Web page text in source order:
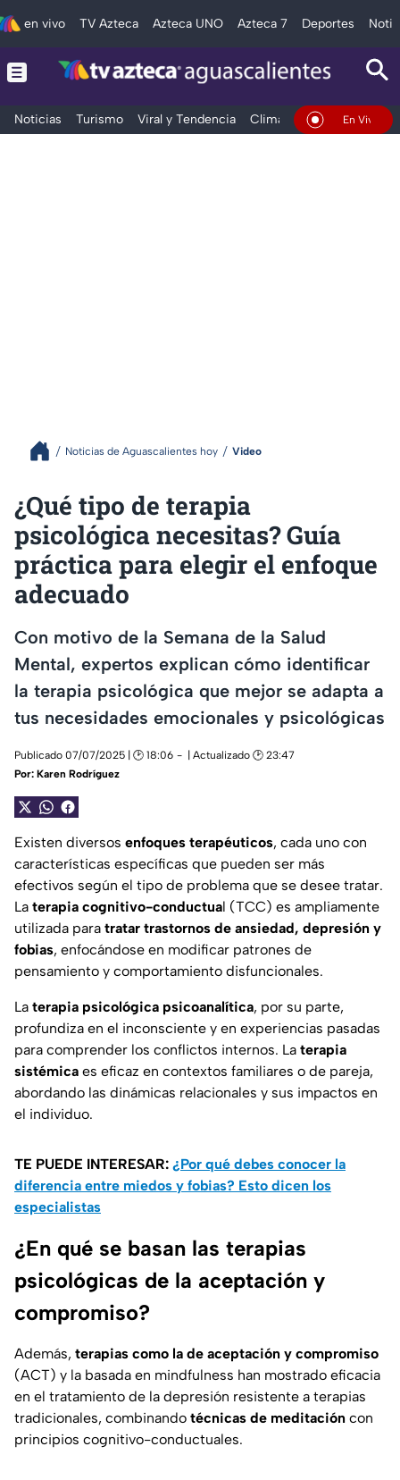
en vivo TV Azteca Azteca UNO Azteca 7 Deportes
Noticias Turismo Viral y Tendencia Clima DeportesEn Vivo
Noticias de Aguascalientes hoy Video
¿Qué tipo de terapia
psicológica necesitas? Guía
práctica para elegir el enfoque
adecuado
Con motivo de la Semana de la Salud
Mental, expertos explican cómo identificar
la terapia psicológica que mejor se adapta a
tus necesidades emocionales y psicológicas
Publicado 07/07/2025 | 🕑 18:06
| Actualizado 🕑 23:47
Por: Karen Rodríguez
Existen diversos enfoques terapéuticos, cada uno con
características específicas que pueden ser más
efectivos según el tipo de problema que se desee tratar.
La terapia cognitivo-conductual (TCC) es ampliamente
utilizada para tratar trastornos de ansiedad, depresión y
fobias, enfocándose en modificar patrones de
pensamiento y comportamiento disfuncionales.
La terapia psicológica psicoanalítica, por su parte,
profundiza en el inconsciente y en experiencias pasadas
para comprender los conflictos internos. La terapia
sistémica es eficaz en contextos familiares o de pareja,
abordando las dinámicas relacionales y sus impactos en
el individuo.
TE PUEDE INTERESAR: ¿Por qué debes conocer la
diferencia entre miedos y fobias? Esto dicen los
especialistas
¿En qué se basan las terapias
psicológicas de la aceptación y
compromiso?
Además, terapias como la de aceptación y compromiso
(ACT) y la basada en mindfulness han mostrado eficacia
en el tratamiento de la depresión resistente a terapias
tradicionales, combinando técnicas de meditación con
principios cognitivo-conductuales.